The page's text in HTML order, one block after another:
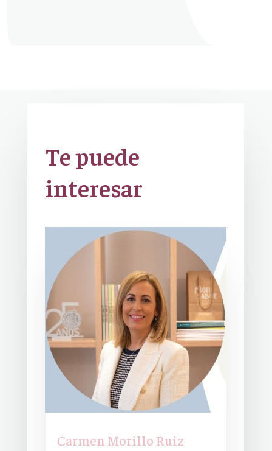
Te puede
interesar
Carmen Morillo Ruiz